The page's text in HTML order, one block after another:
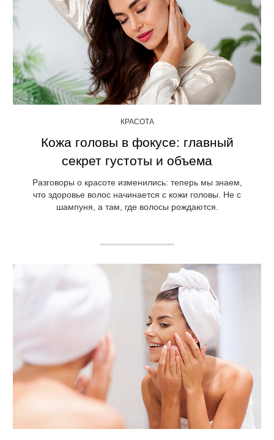
КРАСОТА
Кожа головы в фокусе: главный
секрет густоты и объема
Разговоры о красоте изменились: теперь мы знаем,
что здоровье волос начинается с кожи головы. Не с
шампуня, а там, где волосы рождаются.